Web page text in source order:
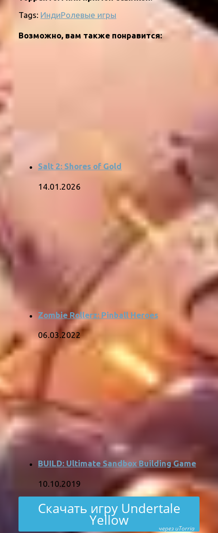
Tags: ИндиРолевые игры
Возможно, вам также понравится:
Salt 2: Shores of Gold
14.01.2026
Zombie Rollerz: Pinball Heroes
06.03.2022
BUILD: Ultimate Sandbox Building Game
10.10.2019
Скачать игру Undertale
Yellow через uTorria